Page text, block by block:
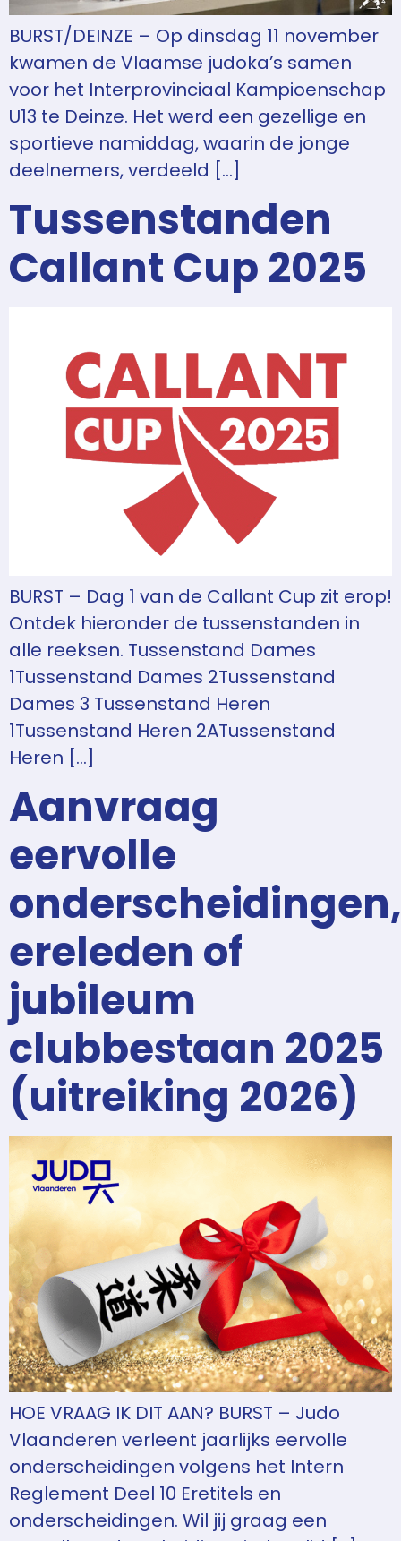
BURST/DEINZE – Op dinsdag 11 november
kwamen de Vlaamse judoka’s samen
voor het Interprovinciaal Kampioenschap
U13 te Deinze. Het werd een gezellige en
sportieve namiddag, waarin de jonge
deelnemers, verdeeld […]
Tussenstanden
Callant Cup 2025
BURST – Dag 1 van de Callant Cup zit erop!
Ontdek hieronder de tussenstanden in
alle reeksen. Tussenstand Dames
1Tussenstand Dames 2Tussenstand
Dames 3 Tussenstand Heren
1Tussenstand Heren 2ATussenstand
Heren […]
Aanvraag
eervolle
onderscheidingen,
ereleden of
jubileum
clubbestaan 2025
(uitreiking 2026)
HOE VRAAG IK DIT AAN? BURST – Judo
Vlaanderen verleent jaarlijks eervolle
onderscheidingen volgens het Intern
Reglement Deel 10 Eretitels en
onderscheidingen. Wil jij graag een